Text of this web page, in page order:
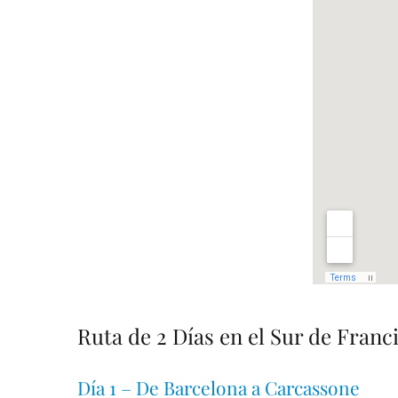
Ruta de 2 Días en el Sur de
Día 1 – De Barcelona a Carcassone